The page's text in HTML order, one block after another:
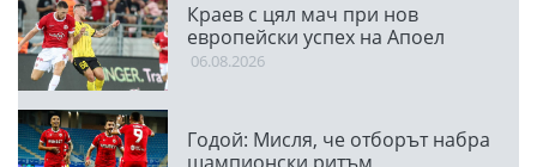
Краев с цял мач при нов
европейски успех на Апоел
06.08.2026
Годой: Мисля, че отборът набра